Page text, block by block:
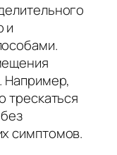
и
Например,
трескаться
симптомов.